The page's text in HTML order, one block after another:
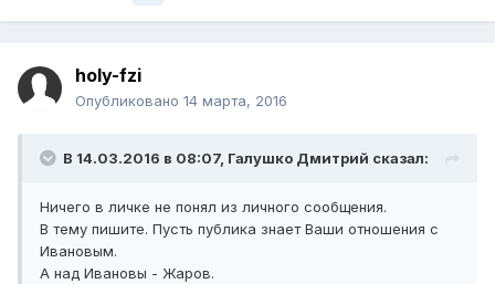
holy-fzi
Опубликовано 14 марта, 2016
В 14.03.2016 в 08:07, Галушко Дмитрий сказал:
Ничего в личке не понял из личного сообщения.
В тему пишите. Пусть публика знает Ваши отношения с
Ивановым.
А над Ивановы - Жаров.